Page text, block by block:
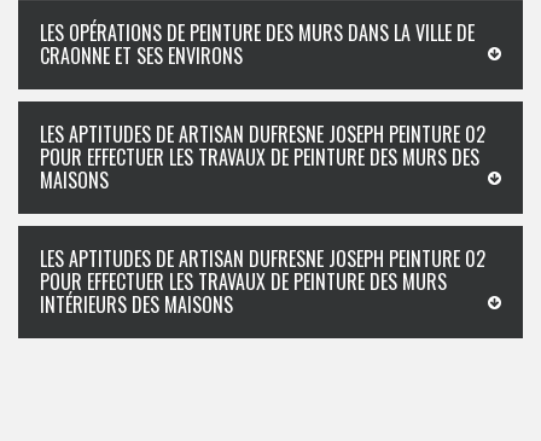
LES OPÉRATIONS DE PEINTURE DES MURS DANS LA VILLE DE
CRAONNE ET SES ENVIRONS
LES APTITUDES DE ARTISAN DUFRESNE JOSEPH PEINTURE 02
POUR EFFECTUER LES TRAVAUX DE PEINTURE DES MURS DES
MAISONS
LES APTITUDES DE ARTISAN DUFRESNE JOSEPH PEINTURE 02
POUR EFFECTUER LES TRAVAUX DE PEINTURE DES MURS
INTÉRIEURS DES MAISONS